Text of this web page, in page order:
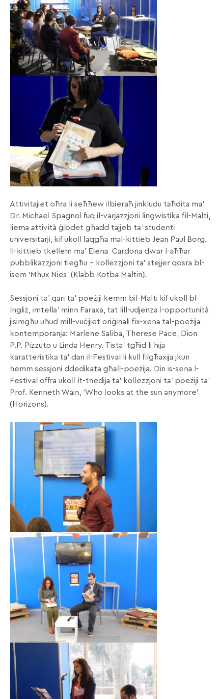
Attivitajiet oħra li seħħew ilbieraħ jinkludu taħdita ma’
Dr. Michael Spagnol fuq il-varjazzjoni lingwistika fil-Malti,
liema attività ġibdet għadd tajjeb ta’ studenti
universitarji, kif ukoll laqgħa mal-kittieb Jean Paul Borg.
Il-kittieb tkellem ma’ Elena Cardona dwar l-aħħar
pubblikazzjoni tiegħu – kollezzjoni ta’ stejjer qosra bl-
isem ‘Mhux Nies’ (Klabb Kotba Maltin).
Sessjoni ta’ qari ta’ poeżiji kemm bil-Malti kif ukoll bl-
Ingliż, imtella’ minn Faraxa, tat lill-udjenza l-opportunità
jisimgħu uħud mill-vuċijiet oriġinali fix-xena tal-poeżija
kontemporanja: Marlene Saliba, Therese Pace, Dion
P.P. Pizzuto u Linda Henry. Tista’ tgħid li hija
karatteristika ta’ dan il-Festival li kull filgħaxija jkun
hemm sessjoni ddedikata għall-poeżija. Din is-sena l-
Festival offra ukoll it-tnedija ta’ kollezzjoni ta’ poeżiji ta’
Prof. Kenneth Wain, ‘Who looks at the sun anymore’
(Horizons).